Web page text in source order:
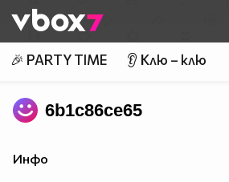
👾
🎉 PARTY TIME 👂 Клю – клю
6b1c86ce65
Инфо